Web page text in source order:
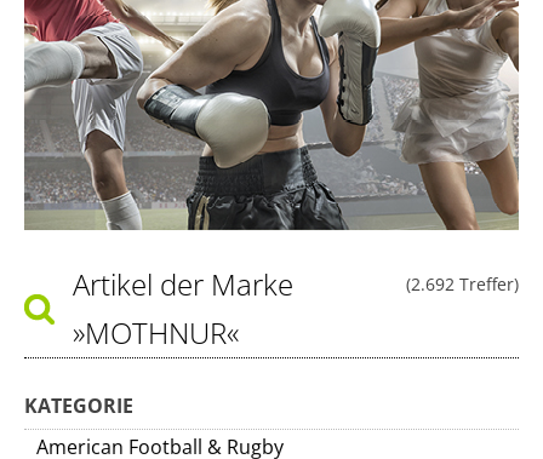
(2.692 Treffer)
Artikel der Marke
»MOTHNUR«
KATEGORIE
American Football & Rugby